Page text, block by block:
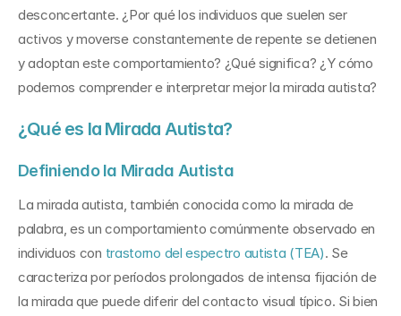
desconcertante. ¿Por qué los individuos que suelen ser
activos y moverse constantemente de repente se detienen
y adoptan este comportamiento? ¿Qué significa? ¿Y cómo
podemos comprender e interpretar mejor la mirada autista?
¿Qué es la Mirada Autista?
Definiendo la Mirada Autista
La mirada autista, también conocida como la mirada de
palabra, es un comportamiento comúnmente observado en
individuos con trastorno del espectro autista (TEA). Se
caracteriza por períodos prolongados de intensa fijación de
la mirada que puede diferir del contacto visual típico. Si bien